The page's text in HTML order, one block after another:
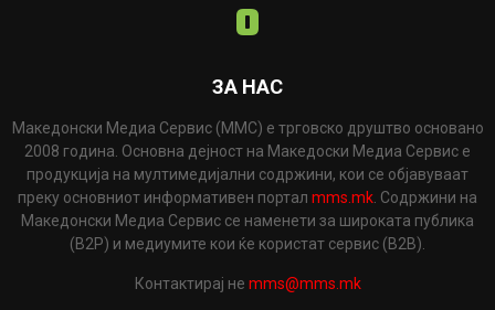
ЗА НАС
Македонски Медиа Сервис (ММС) е трговско друштво основано
2008 година. Основна дејност на Македоски Медиа Сервис е
продукција на мултимедијални содржини, кои се објавуваат
преку основниот информативен портал mms.mk . Содржини на
Македонски Медиа Сервис се наменети за широката публика
(B2P) и медиумите кои ќе користат сервис (B2B).
Контактирај не mms@mms.mk